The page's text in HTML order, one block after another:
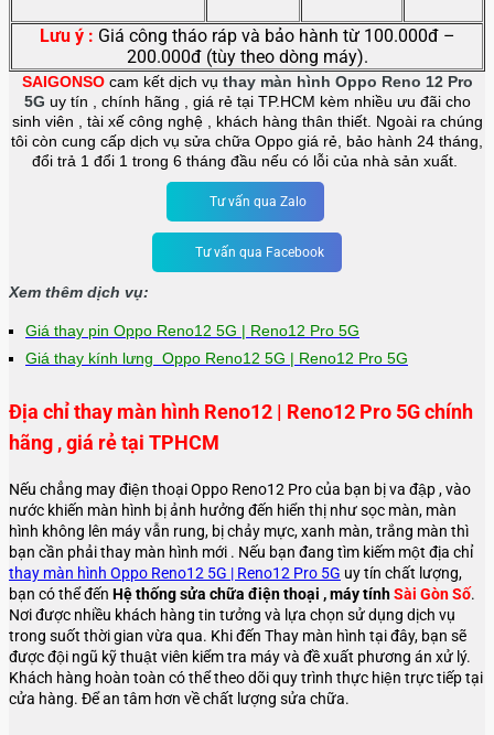
Lưu ý : Giá công tháo ráp và bảo hành từ 100.000đ –
200.000đ (tùy theo dòng máy).
SAIGONSO cam kết dịch vụ thay màn hình Oppo Reno 12 Pro
5G uy tín , chính hãng , giá rẻ tại TP.HCM kèm nhiều ưu đãi cho
sinh viên , tài xế công nghệ , khách hàng thân thiết. Ngoài ra chúng
tôi còn cung cấp dịch vụ sửa chữa Oppo giá rẻ, bảo hành 24 tháng,
đổi trả 1 đổi 1 trong 6 tháng đầu nếu có lỗi của nhà sản xuất.
Tư vấn qua Zalo
Tư vấn qua Facebook
Xem thêm dịch vụ:
Giá thay pin Oppo Reno12 5G | Reno12 Pro 5G
Giá thay kính lưng Oppo Reno12 5G | Reno12 Pro 5G
Địa chỉ thay màn hình Reno12 | Reno12 Pro 5G chính
hãng , giá rẻ tại TPHCM
Nếu chẳng may điện thoại Oppo Reno12 Pro của bạn bị va đập , vào
nước khiến màn hình bị ảnh hưởng đến hiển thị như sọc màn, màn
hình không lên máy vẫn rung, bị chảy mực, xanh màn, trắng màn thì
bạn cần phải thay màn hình mới . Nếu bạn đang tìm kiếm một địa chỉ
thay màn hình Oppo Reno12 5G | Reno12 Pro 5G uy tín chất lượng,
bạn có thể đến Hệ thống sửa chữa điện thoại , máy tínhSài Gòn Số.
Nơi được nhiều khách hàng tin tưởng và lựa chọn sử dụng dịch vụ
trong suốt thời gian vừa qua. Khi đến Thay màn hình tại đây, bạn sẽ
được đội ngũ kỹ thuật viên kiểm tra máy và đề xuất phương án xử lý.
Khách hàng hoàn toàn có thể theo dõi quy trình thực hiện trực tiếp tại
cửa hàng. Để an tâm hơn về chất lượng sửa chữa.